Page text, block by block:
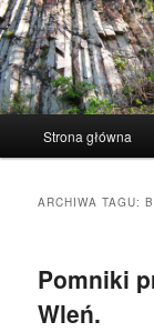
Strona główna
ARCHIWA TAGU:
Pomniki
Wleń.